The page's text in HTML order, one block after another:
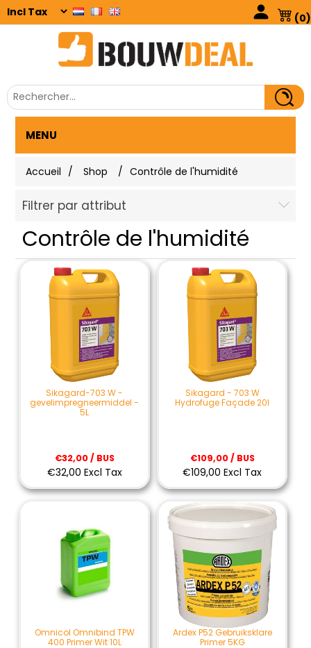
(0)
MENU
Accueil / Shop / Contrôle de l'humidité
Filtrer par attribut
Contrôle de l'humidité
Sikagard-703 W -
gevelimpregneermiddel -
5L
€32,00 / BUS
€32,00 Excl Tax
Sikagard - 703 W
Hydrofuge Façade 20l
€109,00 / BUS
€109,00 Excl Tax
Omnicol Omnibind TPW
400 Primer Wit 10L
Ardex P52 Gebruiksklare
Primer 5KG